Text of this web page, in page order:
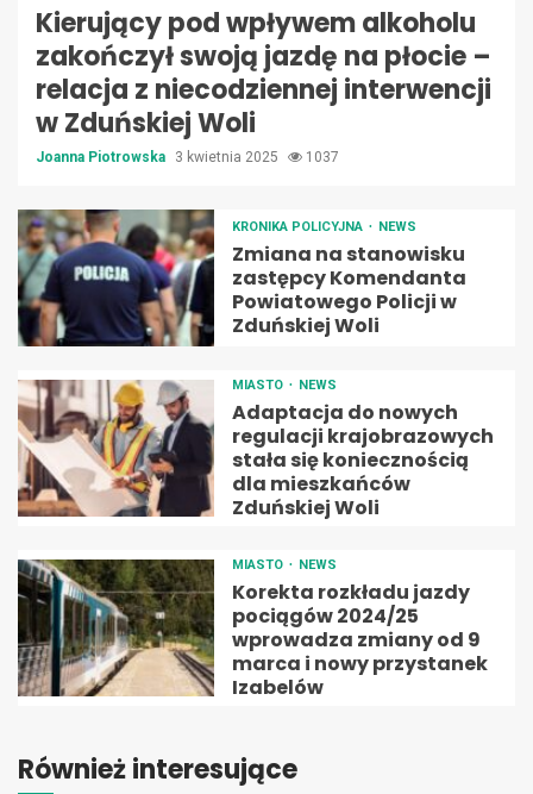
Kierujący pod wpływem alkoholu
zakończył swoją jazdę na płocie –
relacja z niecodziennej interwencji
w Zduńskiej Woli
Joanna Piotrowska 3 kwietnia 2025 1037
KRONIKA POLICYJNA NEWS
Zmiana na stanowisku
zastępcy Komendanta
Powiatowego Policji w
Zduńskiej Woli
MIASTO NEWS
Adaptacja do nowych
regulacji krajobrazowych
stała się koniecznością
dla mieszkańców
Zduńskiej Woli
MIASTO NEWS
Korekta rozkładu jazdy
pociągów 2024/25
wprowadza zmiany od 9
marca i nowy przystanek
Izabelów
Również interesujące